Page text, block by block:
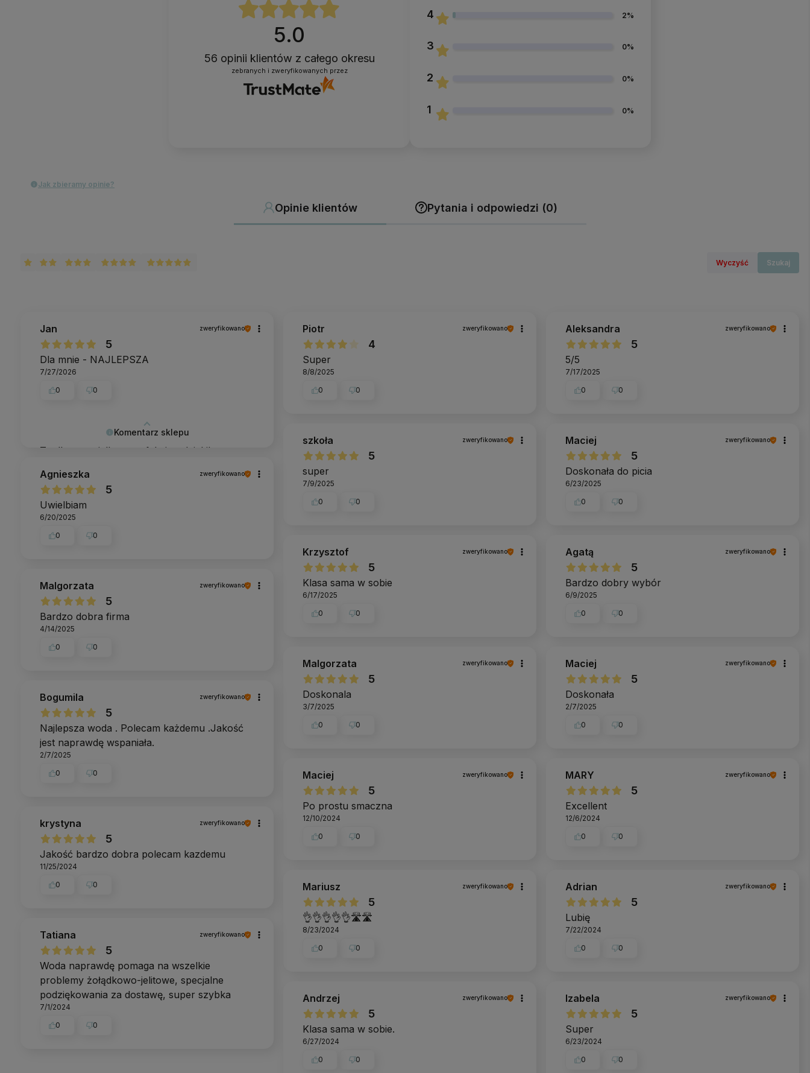
5.0
56 opinii klientów z całego okresu
zebranych i zweryfikowanych przez
4 2%
3 0%
2 0%
1 0%
Jak zbieramy opinie?
Opinie klientów Pytania i odpowiedzi (0)
Wyczyść Szukaj
Komentarz sklepu
To dla nas wielka satysfakcja - dzięki!
Jan zweryfikowano
5
Dla mnie - NAJLEPSZA
7/27/2026
0 0
Piotr zweryfikowano
4
Super
8/8/2025
0 0
Aleksandra zweryfikowano
5
5/5
7/17/2025
0 0
szkoła zweryfikowano
5
super
7/9/2025
0 0
Maciej zweryfikowano
5
Doskonała do picia
6/23/2025
0 0
Agnieszka zweryfikowano
5
Uwielbiam
6/20/2025
0 0
Krzysztof zweryfikowano
5
Klasa sama w sobie
6/17/2025
0 0
Agatą zweryfikowano
5
Bardzo dobry wybór
6/9/2025
0 0
Malgorzata zweryfikowano
5
Bardzo dobra firma
4/14/2025
0 0
Malgorzata zweryfikowano
5
Doskonala
3/7/2025
0 0
Maciej zweryfikowano
5
Doskonała
2/7/2025
0 0
Bogumila zweryfikowano
5
Najlepsza woda . Polecam każdemu .Jakość
jest naprawdę wspaniała.
2/7/2025
0 0 Maciej zweryfikowano
5
Po prostu smaczna
12/10/2024
0 0
MARY zweryfikowano
5
Excellent
12/6/2024
0 0
krystyna zweryfikowano
5
Jakość bardzo dobra polecam kazdemu
11/25/2024
0 0 Mariusz zweryfikowano
5
👌👌👌👌👌🛣️🛣️
8/23/2024
0 0
Adrian zweryfikowano
5
Lubię
7/22/2024
0 0
Tatiana zweryfikowano
5
Woda naprawdę pomaga na wszelkie
problemy żołądkowo-jelitowe, specjalne
podziękowania za dostawę, super szybka
7/1/2024
0 0
Andrzej zweryfikowano
5
Klasa sama w sobie.
6/27/2024
0 0
Izabela zweryfikowano
5
Super
6/23/2024
0 0